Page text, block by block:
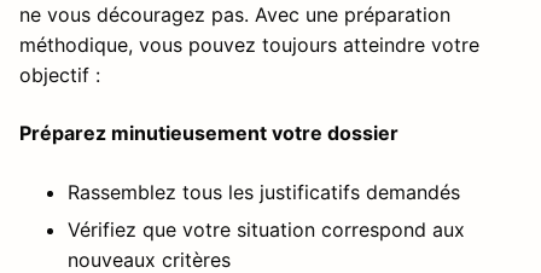
ne vous découragez pas. Avec une préparation
méthodique, vous pouvez toujours atteindre votre
objectif :
Préparez minutieusement votre dossier
Rassemblez tous les justificatifs demandés
Vérifiez que votre situation correspond aux
nouveaux critères